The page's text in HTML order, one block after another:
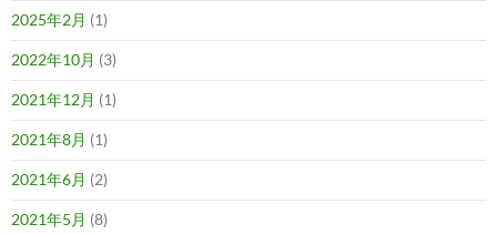
2025年2月 (1)
2022年10月 (3)
2021年12月 (1)
2021年8月 (1)
2021年6月 (2)
2021年5月 (8)